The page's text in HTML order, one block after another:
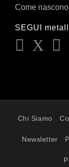
Come
SEGUI
Chi Siamo
Newsletter